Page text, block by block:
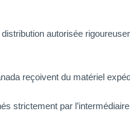
autorisée
reçoivent du matériel
strictement par